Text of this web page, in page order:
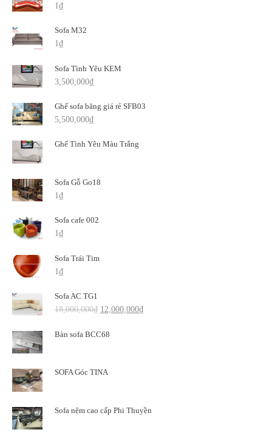
1₫
Sofa M32
1₫
Sofa Tình Yêu KEM
3,500,000₫
Ghế sofa băng giá rẻ SFB03
5,500,000₫
Ghế Tình Yêu Màu Trắng
Sofa Gỗ Go18
1 ₫
Sofa cafe 002
1₫
Sofa Trái Tim
1 ₫
Sofa AC TG1
18,000,000₫ 12,000,000₫
Bàn sofa BCC68
SOFA Góc TINA
Sofa nệm cao cấp Phi Thuyền